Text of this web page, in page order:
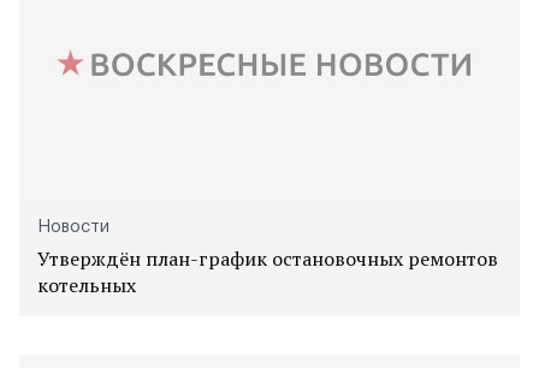
Новости
Утверждён план-график остановочных ремонтов
котельных